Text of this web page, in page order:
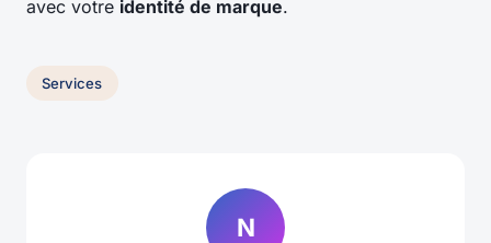
avec votre identité de marque.
Services
N